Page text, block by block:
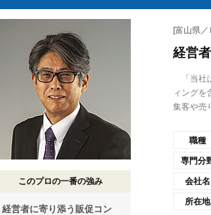
このプロの一番の強み
経営者に寄り添う販促コン
[富山県
経営
「当社
ィングを
集客や売
職種
専門分
会社名
所在地